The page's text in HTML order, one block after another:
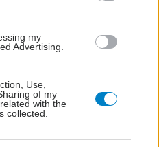
my
Advertising.
Use,
of my
with the
collected.